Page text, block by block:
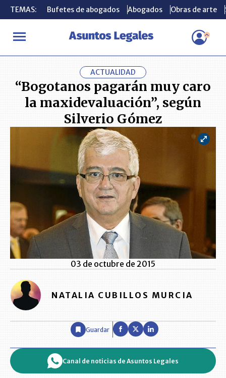
TEMAS: Bufetes de abogados Abogados Obras de arte
INICIO ACTUALIDAD “Bogotanos pagarán muy caro la
TEMAS: Bufetes de abogados Abogados Obras de arte
ACTUALIDAD
“Bogotanos pagarán muy caro
la maxidevaluación”, según
Silverio Gómez
03 de octubre de 2015
NATALIA CUBILLOS MURCIA
Guardar
Canal de noticias de Asuntos Legales